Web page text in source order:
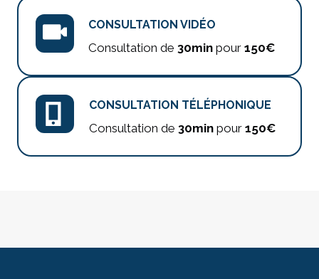
CONSULTATION VIDÉO
Consultation de 30min pour 150€
CONSULTATION TÉLÉPHONIQUE
Consultation de 30min pour 150€